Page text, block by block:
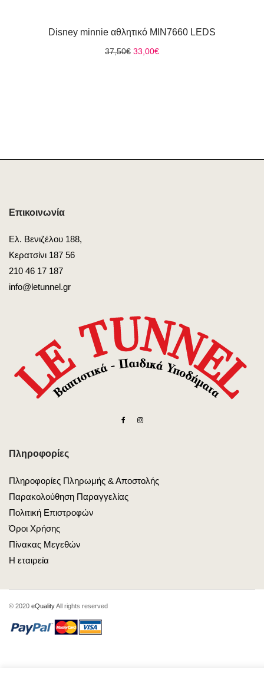
Disney minnie αθλητικό MIN7660 LEDS
37,50€ Original
33,00€Η
Επικοινωνία
Ελ. Βενιζέλου 188,
Κερατσίνι 187 56
210 46 17 187
info@letunnel.gr
Πληροφορίες
Πληροφορίες Πληρωμής & Αποστολής
Παρακολούθηση Παραγγελίας
Πολιτική Επιστροφών
Όροι Χρήσης
Πίνακας Μεγεθών
Η εταιρεία
© 2020 eQualityAll rights reserved